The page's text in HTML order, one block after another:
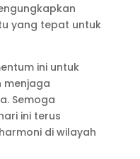
yang tepat untuk
ini untuk
menjaga
Semoga
ini terus
di wilayah